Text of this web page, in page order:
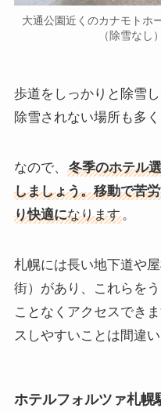
大通公園近くのカナモトホ
（除雪なし）
歩道をしっかりと除雪
除雪されない場所も多く
なので、
冬季のホテル
しましょう。移動で苦
り快適になります。
札幌には長い地下道や
街）があり、これらを
ことなくアクセスでき
スしやすいことは間違い
ホテルフォルツァ札幌